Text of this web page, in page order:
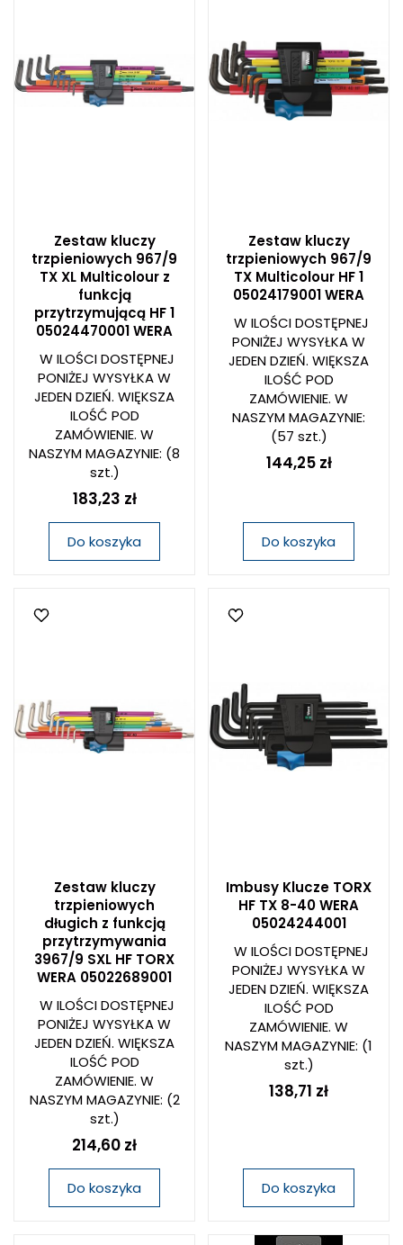
Zestaw kluczy
trzpieniowych 967/9
TX XL Multicolour z
funkcją
przytrzymującą HF 1
05024470001 WERA
W ILOŚCI DOSTĘPNEJ
PONIŻEJ WYSYŁKA W
JEDEN DZIEŃ. WIĘKSZA
ILOŚĆ POD
ZAMÓWIENIE. W
NASZYM MAGAZYNIE: (8
szt.)
183,23 zł
Do koszyka
Zestaw kluczy
trzpieniowych 967/9
TX Multicolour HF 1
05024179001 WERA
W ILOŚCI DOSTĘPNEJ
PONIŻEJ WYSYŁKA W
JEDEN DZIEŃ. WIĘKSZA
ILOŚĆ POD
ZAMÓWIENIE. W
NASZYM MAGAZYNIE:
(57 szt.)
144,25 zł
Do koszyka
Zestaw kluczy
trzpieniowych
długich z funkcją
przytrzymywania
3967/9 SXL HF TORX
WERA 05022689001
W ILOŚCI DOSTĘPNEJ
PONIŻEJ WYSYŁKA W
JEDEN DZIEŃ. WIĘKSZA
ILOŚĆ POD
ZAMÓWIENIE. W
NASZYM MAGAZYNIE: (2
szt.)
214,60 zł
Do koszyka
Imbusy Klucze TORX
HF TX 8-40 WERA
05024244001
W ILOŚCI DOSTĘPNEJ
PONIŻEJ WYSYŁKA W
JEDEN DZIEŃ. WIĘKSZA
ILOŚĆ POD
ZAMÓWIENIE. W
NASZYM MAGAZYNIE: (1
szt.)
138,71 zł
Do koszyka